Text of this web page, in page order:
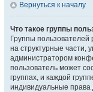
Вернуться к началу
Что такое группы
Группы
на структурные части,
администратором
пользователь может
группах, и каждой
индивидуальные права